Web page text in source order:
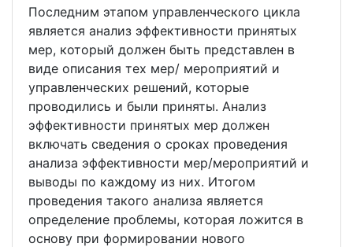
Последним этапом управленческого цикла
является анализ эффективности принятых
мер, который должен быть представлен в
виде описания тех мер/ мероприятий и
управленческих решений, которые
проводились и были приняты. Анализ
эффективности принятых мер должен
включать сведения о сроках проведения
анализа эффективности мер/мероприятий и
выводы по каждому из них. Итогом
проведения такого анализа является
определение проблемы, которая ложится в
основу при формировании нового